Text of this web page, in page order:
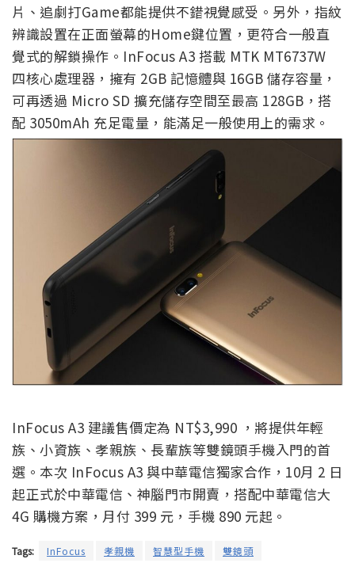
片、追劇打Game都能提供不錯視覺感受。另外，指紋
辨識設置在正面螢幕的Home鍵位置，更符合一般直
覺式的解鎖操作。InFocus A3 搭載 MTK MT6737W
四核心處理器，擁有 2GB 記憶體與 16GB 儲存容量，
可再透過 Micro SD 擴充儲存空間至最高 128GB，搭
配 3050mAh 充足電量，能滿足一般使用上的需求。
InFocus A3 建議售價定為 NT$3,990 ，將提供年輕
族、小資族、孝親族、長輩族等雙鏡頭手機入門的首
選。本次 InFocus A3 與中華電信獨家合作，10月 2 日
起正式於中華電信、神腦門市開賣，搭配中華電信大
4G 購機方案，月付 399 元，手機 890 元起。
Tags: InFocus 孝親機 智慧型手機 雙鏡頭